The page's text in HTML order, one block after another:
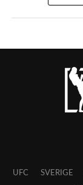
UFC SVERIGE